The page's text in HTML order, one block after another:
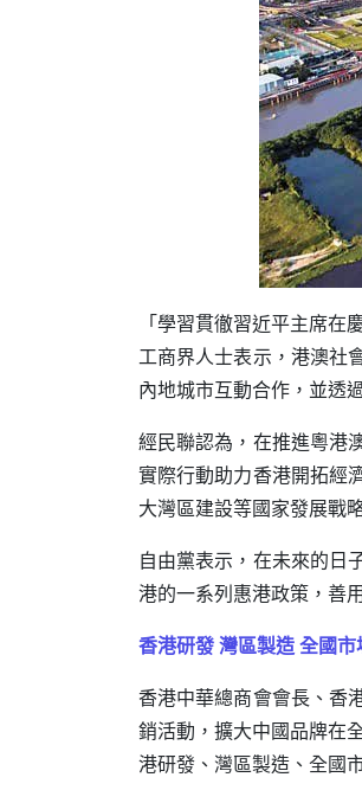
「學習貫徹習近平主席
工商界人士表示，港澳社
內地城市互動合作，並透
經民聯認為，在推進粵港
實際行動助力香港開拓經
大灣區建設等國家發展戰
自由黨表示，在未來的日
港的一系列惠港政策，善
香港研發 灣區製造 全國市
香港中華總商會會長、香
銷活動，擴大中國品牌在
港研發、灣區製造、全國